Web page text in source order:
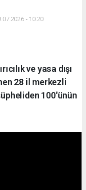
- 10:20
ve yasa dışı
28 il merkezli
100'ünün